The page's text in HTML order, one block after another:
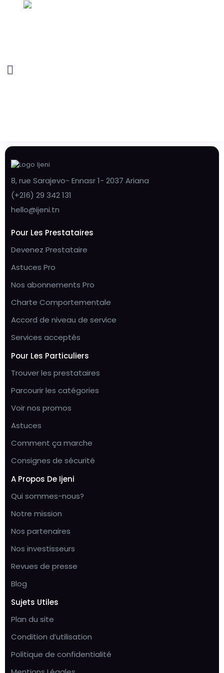
8, rue Sarajevo- Ennasr 1- 2037 Ariana
(+216) 29 342 131
hello@ijeni.tn
Pour Les Prestataires
Devenez Prestataire
Astuces Pro
Nos abonnements Pro
Charte Comportementale
Accord de niveau de service
Services acceptés
Pour Les Particuliers
Trouver les prestataires
Parcourir les catégories
Voir nos promos
Astuces
Comment ça marche
Consignes de sécurité
A Propos De Ijeni
Qui sommes-nous?
Notre mission
Nos partenaires
Nos investisseurs
Revues de presse
Blog
Sujets Utiles
Plan du site
Condition d’utilisation
Politique de confidentialité